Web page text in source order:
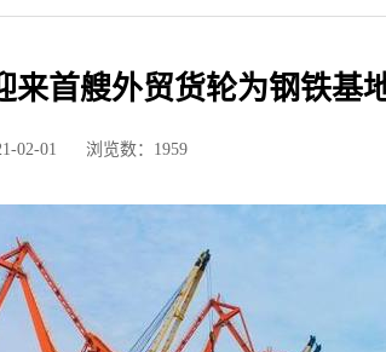
首艘外贸货轮为钢铁基
02-01 浏览数： 1959